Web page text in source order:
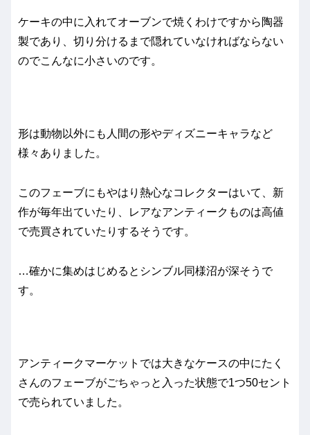
ケーキの中に入れてオーブンで焼くわけですから陶器
製であり、切り分けるまで隠れていなければならない
のでこんなに小さいのです。
形は動物以外にも人間の形やディズニーキャラなど
様々ありました。
このフェーブにもやはり熱心なコレクターはいて、新
作が毎年出ていたり、レアなアンティークものは高値
で売買されていたりするそうです。
…確かに集めはじめるとシンブル同様沼が深そうで
す。
アンティークマーケットでは大きなケースの中にたく
さんのフェーブがごちゃっと入った状態で1つ50セント
で売られていました。